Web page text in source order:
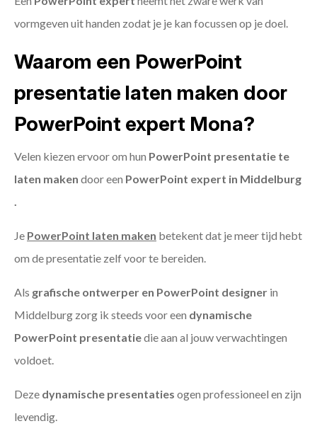
vormgeven uit handen zodat je je kan focussen op je doel.
Waarom een PowerPoint
presentatie laten maken door
PowerPoint expert Mona?
Velen kiezen ervoor om hun PowerPoint presentatie te
laten maken door een PowerPoint expert in Middelburg
.
Je PowerPoint laten maken betekent dat je meer tijd hebt
om de presentatie zelf voor te bereiden.
Als grafische ontwerper en PowerPoint designer in
Middelburg zorg ik steeds voor een dynamische
PowerPoint presentatiedie aan al jouw verwachtingen
voldoet.
Deze dynamische presentaties ogen professioneel en zijn
levendig.